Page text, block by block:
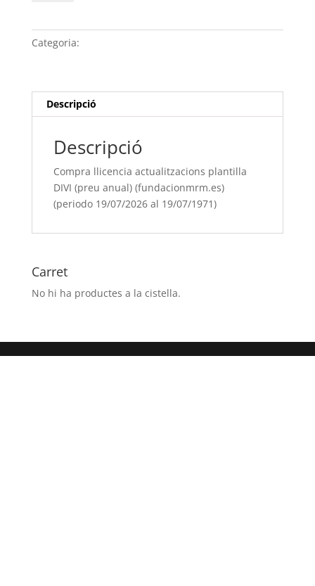
actualitzacions
plantilla
anual)
(fundacionmrm.es)
19/07/[si
type="year"]
19/07/[si
type="year"
offset="+1"])
Categoria:
Descripció
Descripció
Compra llicencia actualitzacions plantilla
DIVI (preu anual) (fundacionmrm.es)
(periodo 19/07/2026 al 19/07/1971)
Carret
No hi ha productes a la cistella.